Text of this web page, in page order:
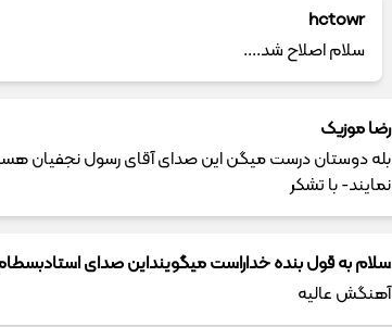
hctowr
سلام اصلاح شد....
رضا موزیک
بله دوستان درست میگن این صدای آقای رسول نجفیان
نمایند- با تشکر
سلام به قول بنده خداراست میگوینداین صدای
آهنگش عالیه